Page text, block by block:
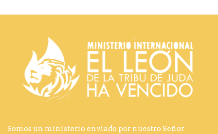
Somos un ministerio enviado por nuestro Señor